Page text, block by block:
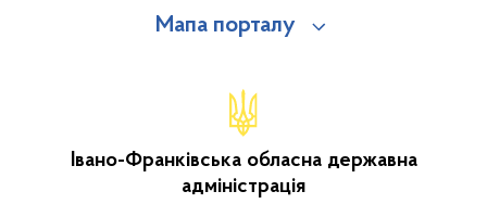
Мапа порталу
Івано-Франківська обласна державна
адміністрація